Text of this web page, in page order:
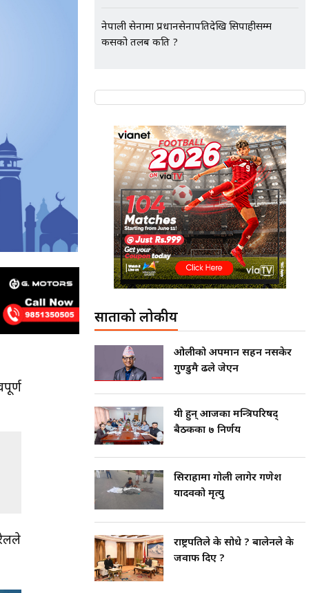
नेपाली सेनामा प्रधानसेनापतिदेखि सिपाहीसम्म
कसको तलब कति ?
साताको लोकप्रीय
ओलीको अपमान सहन नसकेर
गुण्डुमै ढले जेएन
यी हुन् आजका मन्त्रिपरिषद्
बैठकका ७ निर्णय
सिराहामा गोली लागेर गणेश
यादवको मृत्यु
राष्ट्रपतिले के सोधे ? बालेनले के
जवाफ दिए ?